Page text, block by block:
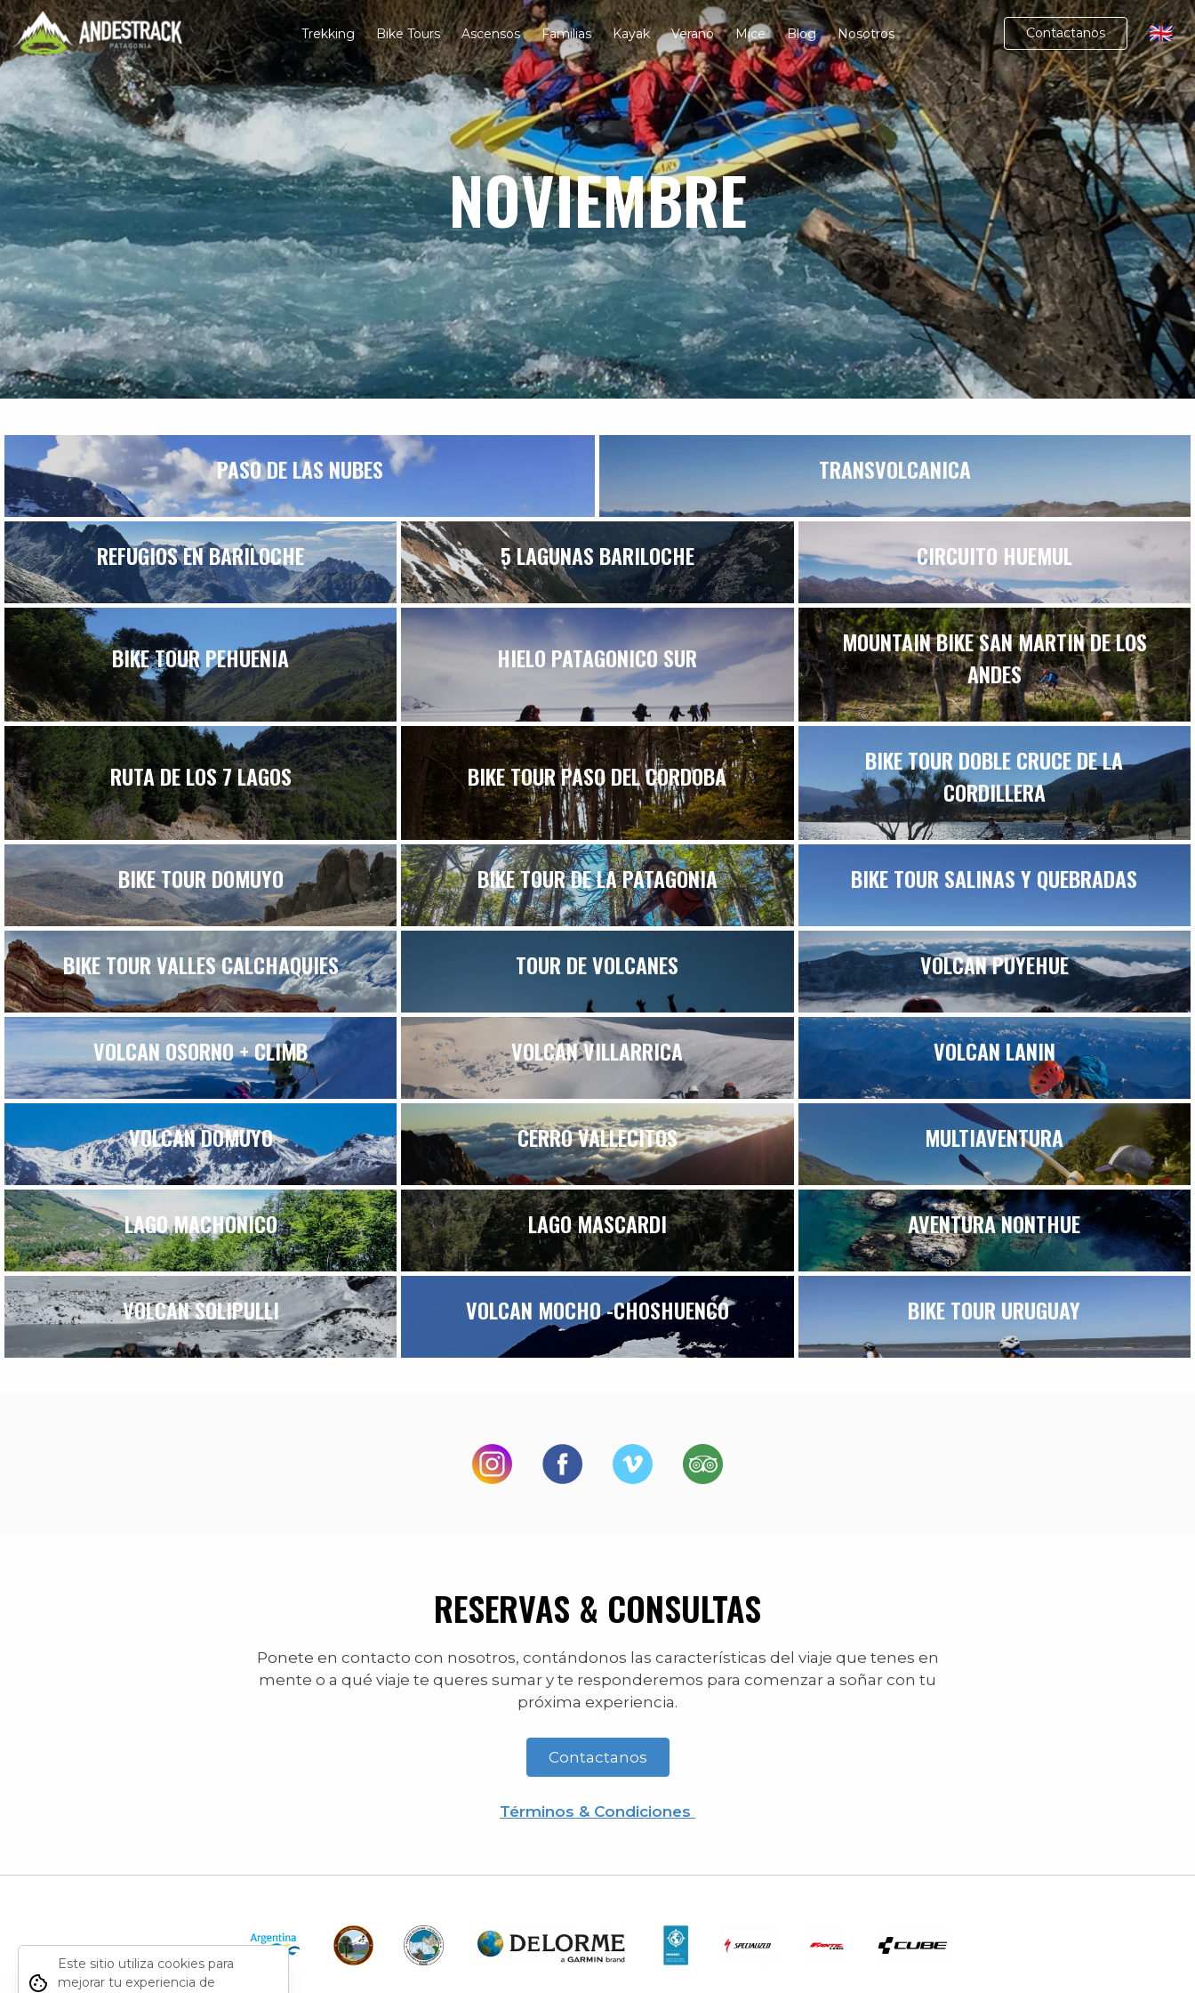
Trekking Bike Tours Ascensos Familias Kayak Verano Mice Blog Nosotros Contactanos 🇬🇧
NOVIEMBRE
PASO DE LAS NUBES TRANSVOLCANICA
REFUGIOS EN BARILOCHE 5 LAGUNAS BARILOCHE CIRCUITO HUEMUL
BIKE TOUR PEHUENIA HIELO PATAGONICO SUR
MOUNTAIN BIKE SAN MARTIN DE LOS
ANDES
RUTA DE LOS 7 LAGOS BIKE TOUR PASO DEL CORDOBA
BIKE TOUR DOBLE CRUCE DE LA
CORDILLERA
BIKE TOUR DOMUYO BIKE TOUR DE LA PATAGONIA BIKE TOUR SALINAS Y QUEBRADAS
BIKE TOUR VALLES CALCHAQUIES TOUR DE VOLCANES VOLCAN PUYEHUE
VOLCAN OSORNO + CLIMB VOLCAN VILLARRICA VOLCAN LANIN
VOLCAN DOMUYO CERRO VALLECITOS MULTIAVENTURA
LAGO MACHONICO LAGO MASCARDI AVENTURA NONTHUE
VOLCAN SOLIPULLI VOLCAN MOCHO -CHOSHUENCO BIKE TOUR URUGUAY
RESERVAS & CONSULTAS
Ponete en contacto con nosotros, contándonos las características del viaje que tenes en
mente o a qué viaje te queres sumar y te responderemos para comenzar a soñar con tu
próxima experiencia.
Contactanos
Términos & Condiciones
Este sitio utiliza cookies para
mejorar tu experiencia de